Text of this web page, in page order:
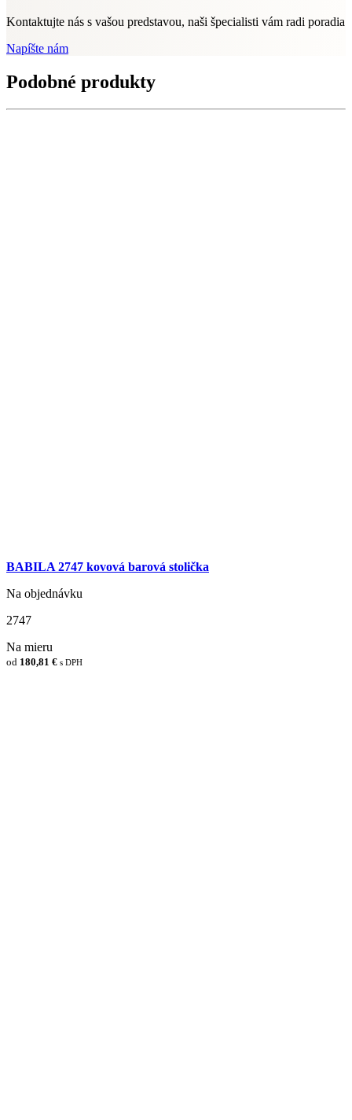
Kontaktujte nás s vašou predstavou, naši špecialisti vám radi poradia
Napíšte nám
Podobné produkty
BABILA 2747 kovová barová stolička
Na objednávku
2747
Na mieru
od 180,81 € s DPH